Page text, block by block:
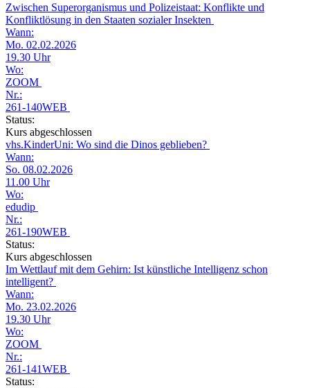
Zwischen Superorganismus und Polizeistaat: Konflikte und
Konfliktlösung in den Staaten sozialer Insekten
Wann:
Mo. 02.02.2026
19.30 Uhr
Wo:
ZOOM
Nr.:
261-140WEB
Status:
Kurs abgeschlossen
vhs.KinderUni: Wo sind die Dinos geblieben?
Wann:
So. 08.02.2026
11.00 Uhr
Wo:
edudip
Nr.:
261-190WEB
Status:
Kurs abgeschlossen
Im Wettlauf mit dem Gehirn: Ist künstliche Intelligenz schon
intelligent?
Wann:
Mo. 23.02.2026
19.30 Uhr
Wo:
ZOOM
Nr.:
261-141WEB
Status: